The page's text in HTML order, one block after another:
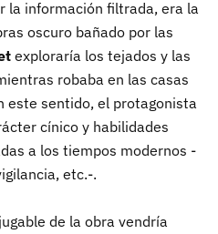
la información filtrada, era la
oscuro bañado por las
exploraría los tejados y las
robaba en las casas
este sentido, el protagonista
cínico y habilidades
a los tiempos modernos -
etc.-.
de la obra vendría